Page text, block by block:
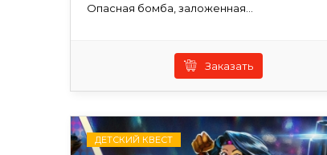
Опасная бомба, заложенная...
Заказать
ДЕТСКИЙ КВЕСТ